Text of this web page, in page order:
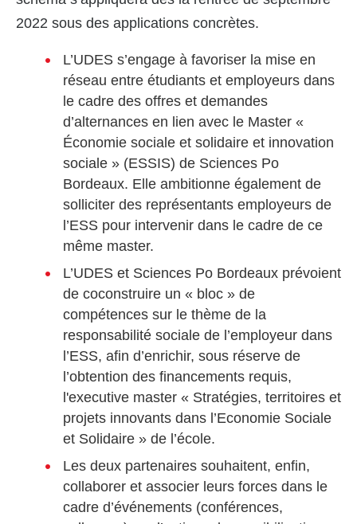
2022 sous des applications concrètes.
L’UDES s’engage à favoriser la mise en
réseau entre étudiants et employeurs dans
le cadre des offres et demandes
d’alternances en lien avec le Master «
Économie sociale et solidaire et innovation
sociale » (ESSIS) de Sciences Po
Bordeaux. Elle ambitionne également de
solliciter des représentants employeurs de
l’ESS pour intervenir dans le cadre de ce
même master.
L’UDES et Sciences Po Bordeaux prévoient
de coconstruire un « bloc » de
compétences sur le thème de la
responsabilité sociale de l’employeur dans
l’ESS, afin d’enrichir, sous réserve de
l’obtention des financements requis,
l'executive master « Stratégies, territoires et
projets innovants dans l’Economie Sociale
et Solidaire » de l’école.
Les deux partenaires souhaitent, enfin,
collaborer et associer leurs forces dans le
cadre d’événements (conférences,